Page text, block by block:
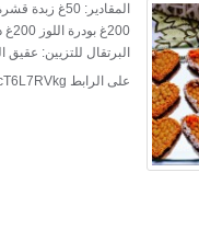
البرتقال للتزيين:
على الرابط https://youtu.be/-ucT6L7RVkg